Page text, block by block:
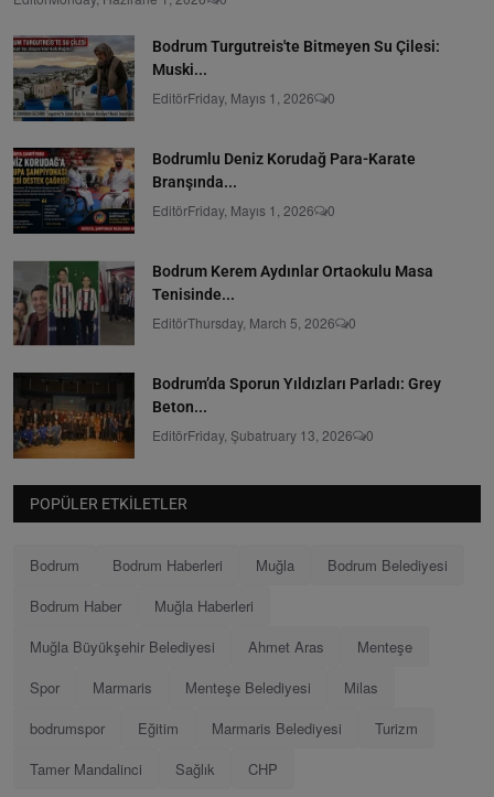
Bodrum Turgutreis'te Bitmeyen Su Çilesi:
Muski...
EditörFriday, Mayıs 1, 2026 0
Bodrumlu Deniz Korudağ Para-Karate
Branşında...
EditörFriday, Mayıs 1, 2026 0
Bodrum Kerem Aydınlar Ortaokulu Masa
Tenisinde...
EditörThursday, March 5, 2026 0
Bodrum’da Sporun Yıldızları Parladı: Grey
Beton...
EditörFriday, Şubatruary 13, 2026 0
POPÜLER ETKILETLER
Bodrum Bodrum Haberleri Muğla
Bodrum Belediyesi
Bodrum Haber
Muğla Haberleri
Muğla Büyükşehir Belediyesi
Ahmet Aras
Menteşe
Spor
Marmaris Menteşe Belediyesi
Milas
bodrumspor
Eğitim Marmaris Belediyesi
Turizm
Tamer Mandalinci
Sağlık CHP